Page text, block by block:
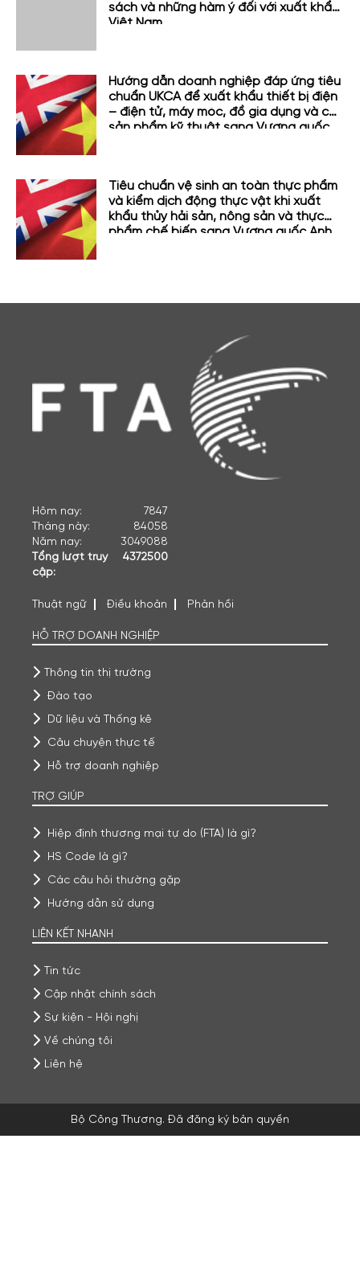
sách và những hàm ý đối với xuất khẩu
Việt Nam
Hướng dẫn doanh nghiệp đáp ứng tiêu
chuẩn UKCA để xuất khẩu thiết bị điện
– điện tử, máy móc, đồ gia dụng và các
sản phẩm kỹ thuật sang Vương quốc
Tiêu chuẩn vệ sinh an toàn thực phẩm
và kiểm dịch động thực vật khi xuất
khẩu thủy hải sản, nông sản và thực
phẩm chế biến sang Vương quốc Anh
Hôm nay:
7847
Tháng này:
84058
Năm nay:
3049088
Tổng lượt truy
cập:
4372500
Thuật ngữ Điều khoản Phản hồi
HỖ TRỢ DOANH NGHIỆP
Thông tin thị trường
Đào tạo
Dữ liệu và Thống kê
Câu chuyện thực tế
Hỗ trợ doanh nghiệp
TRỢ GIÚP
Hiệp định thương mại tự do (FTA) là gì?
HS Code là gì?
Các câu hỏi thường gặp
Hướng dẫn sử dụng
LIÊN KẾT NHANH
Tin tức
Cập nhật chính sách
Sự kiện - Hội nghị
Về chúng tôi
Liên hệ
Bộ Công Thương. Đã đăng ký bản quyền